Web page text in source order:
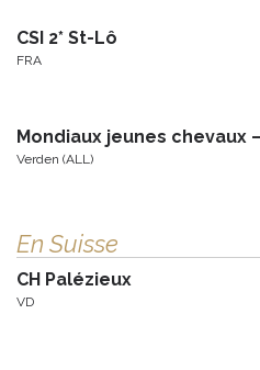
CSI 2* St-Lô
FRA
Mondiaux jeunes chevaux
Verden (ALL)
En Suisse
CH Palézieux
VD